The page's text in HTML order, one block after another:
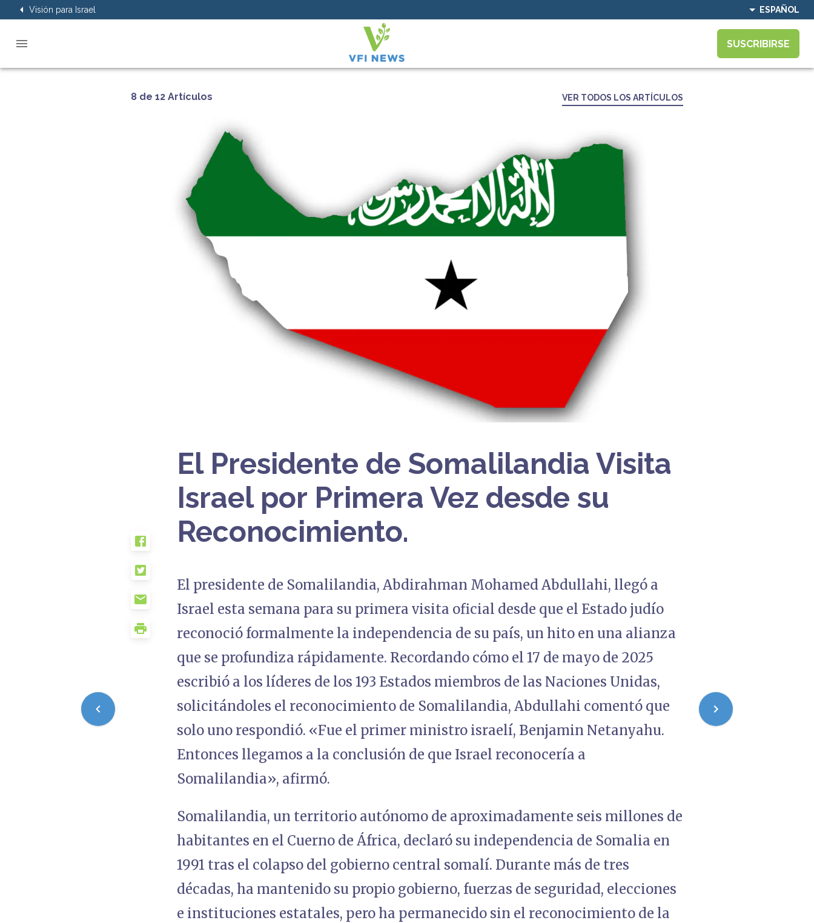
Visión para Israel ESPAÑOL
SUSCRIBIRSE
8 de 12 Artículos VER TODOS LOS ARTÍCULOS
El Presidente de Somalilandia Visita
Israel por Primera Vez desde su
Reconocimiento.
El presidente de Somalilandia, Abdirahman Mohamed Abdullahi, llegó a
Israel esta semana para su primera visita oficial desde que el Estado judío
reconoció formalmente la independencia de su país, un hito en una alianza
que se profundiza rápidamente. Recordando cómo el 17 de mayo de 2025
escribió a los líderes de los 193 Estados miembros de las Naciones Unidas,
solicitándoles el reconocimiento de Somalilandia, Abdullahi comentó que
solo uno respondió. «Fue el primer ministro israelí, Benjamin Netanyahu.
Entonces llegamos a la conclusión de que Israel reconocería a
Somalilandia», afirmó.
Somalilandia, un territorio autónomo de aproximadamente seis millones de
habitantes en el Cuerno de África, declaró su independencia de Somalia en
1991 tras el colapso del gobierno central somalí. Durante más de tres
décadas, ha mantenido su propio gobierno, fuerzas de seguridad, elecciones
e instituciones estatales, pero ha permanecido sin el reconocimiento de la